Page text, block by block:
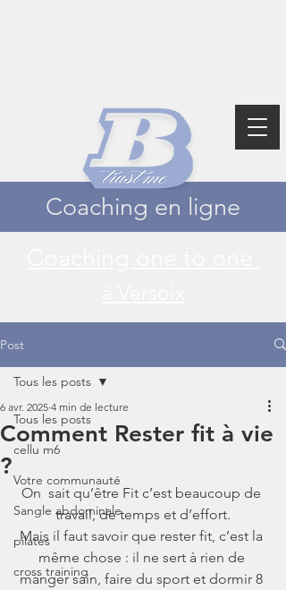
Coaching en ligne
Post
Tous les posts
cellu m6
Votre communauté
Sangle abdominale
pilates
cross training
Tous les posts
Comment Rester fit à vie
?
6 avr. 2025 4 min de lecture
On  sait qu’être Fit c’est beaucoup de
travail, de temps et d’effort.
Mais il faut savoir que rester fit, c’est la
même chose : il ne sert à rien de
manger sain, faire du sport et dormir 8